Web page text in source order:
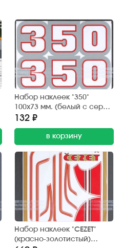
Набор наклеек "350"
100х73 мм. (белый с серой
окантовкой) 2 шт.
132 ₽
в корзину
Набор наклеек "CEZET"
(красно-золотистый)